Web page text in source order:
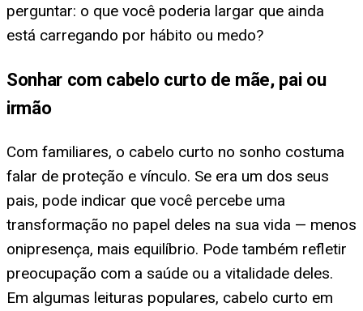
perguntar: o que você poderia largar que ainda
está carregando por hábito ou medo?
Sonhar com cabelo curto de mãe, pai ou
irmão
Com familiares, o cabelo curto no sonho costuma
falar de proteção e vínculo. Se era um dos seus
pais, pode indicar que você percebe uma
transformação no papel deles na sua vida — menos
onipresença, mais equilíbrio. Pode também refletir
preocupação com a saúde ou a vitalidade deles.
Em algumas leituras populares, cabelo curto em